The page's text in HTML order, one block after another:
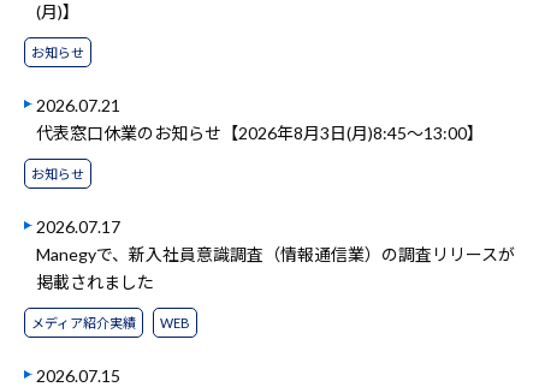
(月)】
お知らせ
2026.07.21
代表窓口休業のお知らせ【2026年8月3日(月)8:45～13:00】
お知らせ
2026.07.17
Manegyで、新入社員意識調査（情報通信業）の調査リリースが
掲載されました
メディア紹介実績 WEB
2026.07.15